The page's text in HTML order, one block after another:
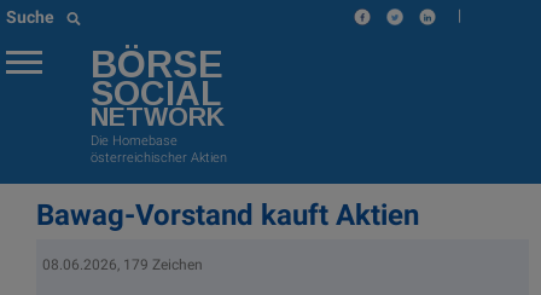
Suche |
BÖRSE
SOCIAL
NETWORK
Die Homebase
österreichischer Aktien
Bawag-Vorstand kauft Aktien
08.06.2026, 179 Zeichen